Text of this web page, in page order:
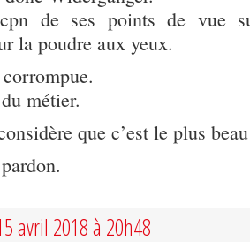
de ses points de vue
la poudre aux yeux.
métier.
que c’est le plus
avril 2018 à 20h48